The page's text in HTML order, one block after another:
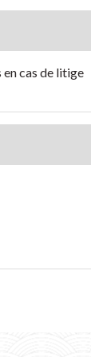
cas de litige